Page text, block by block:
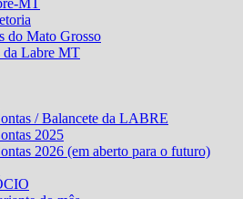
MT
do Mato Grosso
da Labre MT
/ Balancete da LABRE
2025
2026 (em aberto para o futuro)